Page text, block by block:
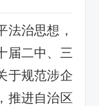
法治思想，
届二中、三
于规范涉企
推进自治区